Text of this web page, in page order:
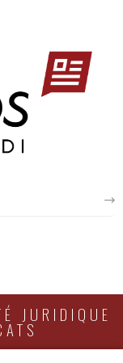
JURIDIQUE